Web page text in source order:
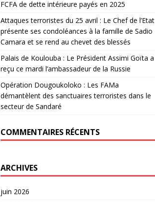
FCFA de dette intérieure payés en 2025
Attaques terroristes du 25 avril : Le Chef de l’Etat
présente ses condoléances à la famille de Sadio
Camara et se rend au chevet des blessés
Palais de Koulouba : Le Président Assimi Goïta a
reçu ce mardi l’ambassadeur de la Russie
Opération Dougoukoloko : Les FAMa
démantèlent des sanctuaires terroristes dans le
secteur de Sandaré
COMMENTAIRES RÉCENTS
ARCHIVES
juin 2026